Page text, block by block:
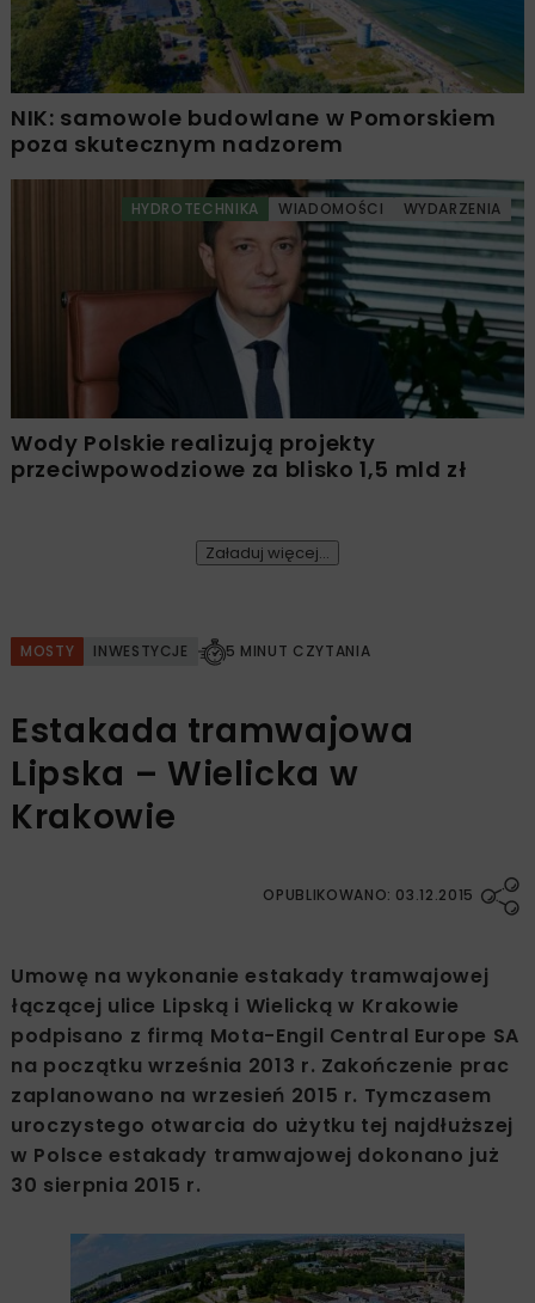
NIK: samowole budowlane w Pomorskiem
poza skutecznym nadzorem
HYDROTECHNIKA WIADOMOŚCI WYDARZENIA
Wody Polskie realizują projekty
przeciwpowodziowe za blisko 1,5 mld zł
Załaduj więcej...
MOSTY INWESTYCJE 5 MINUT CZYTANIA
Estakada tramwajowa
Lipska – Wielicka w
Krakowie
OPUBLIKOWANO: 03.12.2015
Umowę na wykonanie estakady tramwajowej
łączącej ulice Lipską i Wielicką w Krakowie
podpisano z firmą Mota-Engil Central Europe SA
na początku września 2013 r. Zakończenie prac
zaplanowano na wrzesień 2015 r. Tymczasem
uroczystego otwarcia do użytku tej najdłuższej
w Polsce estakady tramwajowej dokonano już
30 sierpnia 2015 r.